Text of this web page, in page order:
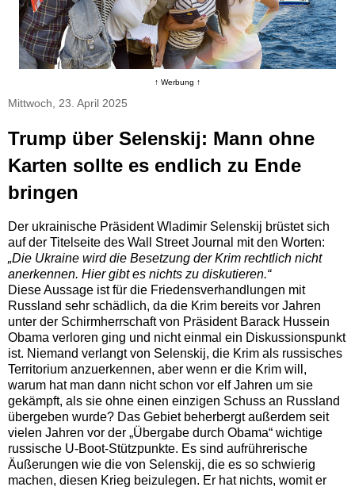
↑ Werbung ↑
Mittwoch, 23. April 2025
Trump über Selenskij: Mann ohne
Karten sollte es endlich zu Ende
bringen
Der ukrainische Präsident Wladimir Selenskij brüstet sich
auf der Titelseite des Wall Street Journal mit den Worten:
„Die Ukraine wird die Besetzung der Krim rechtlich nicht
anerkennen. Hier gibt es nichts zu diskutieren.“
Diese Aussage ist für die Friedensverhandlungen mit
Russland sehr schädlich, da die Krim bereits vor Jahren
unter der Schirmherrschaft von Präsident Barack Hussein
Obama verloren ging und nicht einmal ein Diskussionspunkt
ist. Niemand verlangt von Selenskij, die Krim als russisches
Territorium anzuerkennen, aber wenn er die Krim will,
warum hat man dann nicht schon vor elf Jahren um sie
gekämpft, als sie ohne einen einzigen Schuss an Russland
übergeben wurde? Das Gebiet beherbergt außerdem seit
vielen Jahren vor der „Übergabe durch Obama“ wichtige
russische U-Boot-Stützpunkte. Es sind aufrührerische
Äußerungen wie die von Selenskij, die es so schwierig
machen, diesen Krieg beizulegen. Er hat nichts, womit er